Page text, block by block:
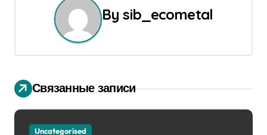
о
з
Bysib_ecometal
Связанные записи
Uncategorised